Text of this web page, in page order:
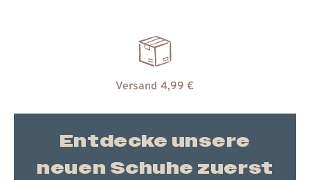
Versand 4,99 €
Entdecke unsere
neuen Schuhe zuerst